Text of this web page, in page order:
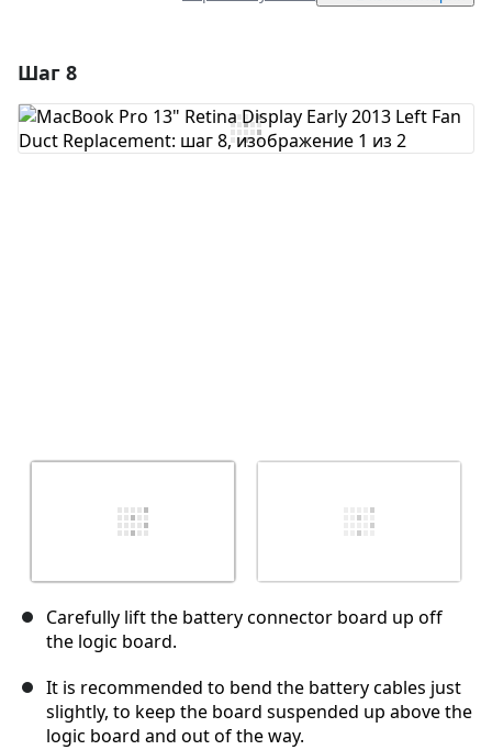
Добавить комментарий
Шаг 8
Carefully lift the battery connector board up off
the logic board.
It is recommended to bend the battery cables just
slightly, to keep the board suspended up above the
logic board and out of the way.